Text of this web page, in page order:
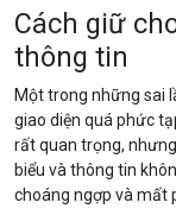
Cách giữ
thông tin
Một trong những sai
giao diện quá phức
rất quan trọng,
biểu và thông tin
choáng ngợp và mất